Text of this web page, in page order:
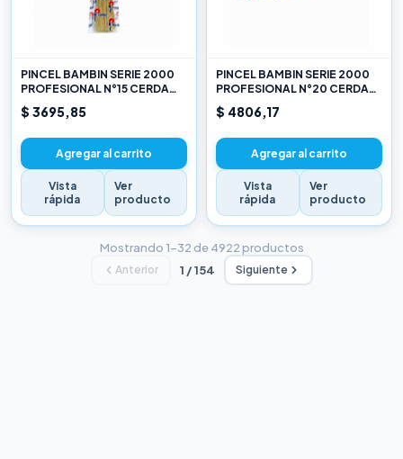
PINCEL BAMBIN SERIE 2000
PROFESIONAL N°15 CERDA
CHINA BLANCA
$ 3695,85
Agregar al carrito
Vista
rápida
Ver
producto
PINCEL BAMBIN SERIE 2000
PROFESIONAL N°20 CERDA
CHINA BLANCA
$ 4806,17
Agregar al carrito
Vista
rápida
Ver
producto
Mostrando 1–32 de 4922 productos
Anterior 1 / 154 Siguiente